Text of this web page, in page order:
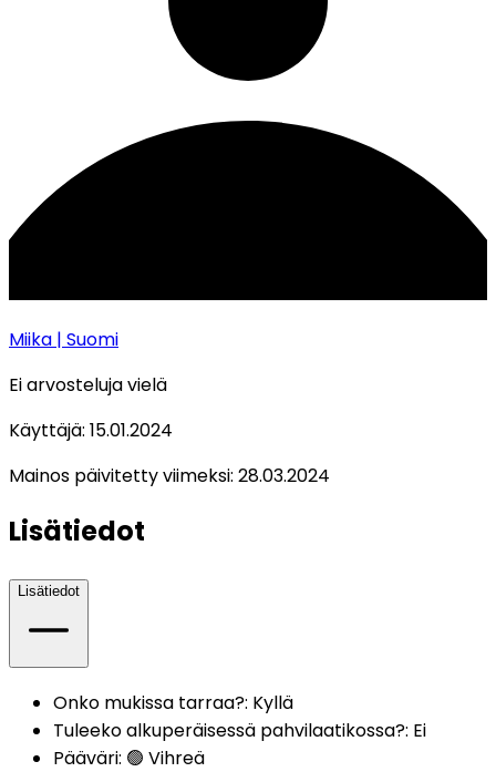
Miika | Suomi
Ei arvosteluja vielä
Käyttäjä: 15.01.2024
Mainos päivitetty viimeksi: 28.03.2024
Lisätiedot
Lisätiedot
Onko mukissa tarraa?: Kyllä
Tuleeko alkuperäisessä pahvilaatikossa?: Ei
Pääväri: 🟢 Vihreä